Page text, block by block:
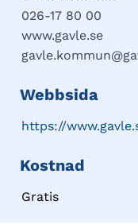
026-17 80 00
www.gavle.se
Webbsida
https://
Kostnad
Gratis